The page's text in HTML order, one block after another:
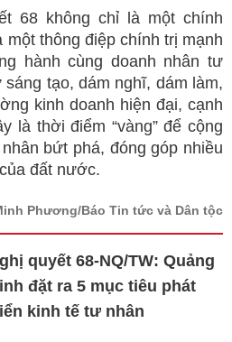
68 không chỉ là một chính
một thông điệp chính trị mạnh
hành cùng doanh nhân tư
tạo, dám nghĩ, dám làm,
kinh doanh hiện đại, cạnh
là thời điểm “vàng” để cộng
bứt phá, đóng góp nhiều
đất nước.
Phương/Báo Tin tức và Dân tộc
quyết 68-NQ/TW: Quảng
đặt ra 5 mục tiêu phát
kinh tế tư nhân